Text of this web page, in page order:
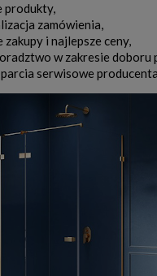
produkty,
zamówienia,
zakupy i najlepsze ceny,
w zakresie doboru
serwisowe